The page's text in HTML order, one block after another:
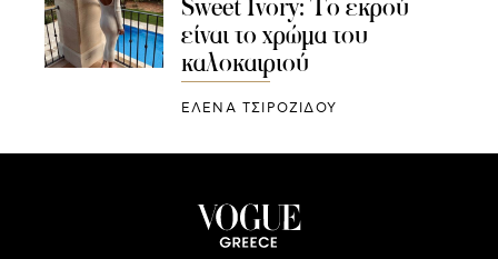
είναι το χρώμα του
καλοκαιριού
ΈΛΕΝΑ ΤΣΙΡΟΖΊΔΟΥ